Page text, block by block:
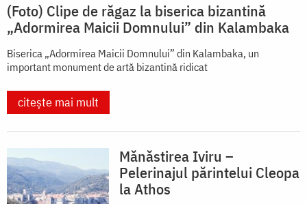
(Foto) Clipe de răgaz la biserica bizantină
„Adormirea Maicii Domnului” din Kalambaka
Biserica „Adormirea Maicii Domnului” din Kalambaka, un
important monument de artă bizantină ridicat
citește mai mult
Mănăstirea Iviru –
Pelerinajul părintelui Cleopa
la Athos